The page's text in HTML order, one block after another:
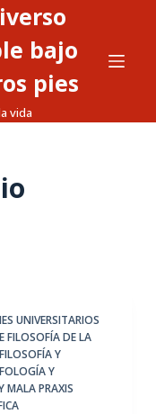
bajo
pies
vida
UNIVERSITARIOS
FILOSOFÍA DE LA
Y
Y
MALA PRAXIS